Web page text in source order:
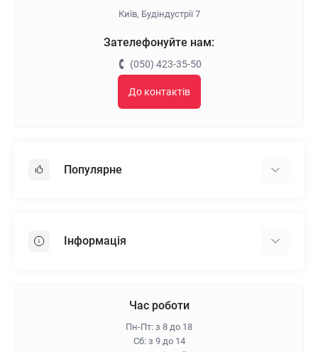
Київ, Будіндустрії 7
Зателефонуйте нам:
(050) 423-35-50
До контактів
Популярне
Пінопласт
Інформація
Гарантія та повернення
Час роботи
Пн-Пт: з 8 до 18
Сб: з 9 до 14